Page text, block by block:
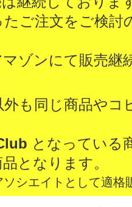
ご注文をご検討
ゾンにて販売継
も同じ商品やコ
となっている
となります。
シエイトとして適格